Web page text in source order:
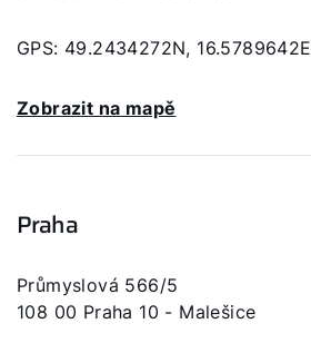
GPS: 49.2434272N, 16.5789642E
Zobrazit na mapě
Praha
Průmyslová 566/5
108 00 Praha 10 - Malešice